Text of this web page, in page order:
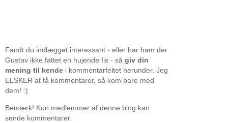
Fandt du indlægget interessant - eller har ham der
Gustav ikke fattet en hujende fis - så giv din
mening til kende i kommentarfeltet herunder. Jeg
ELSKER at få kommentarer, så kom bare med
dem! :)
Bemærk! Kun medlemmer af denne blog kan
sende kommentarer.